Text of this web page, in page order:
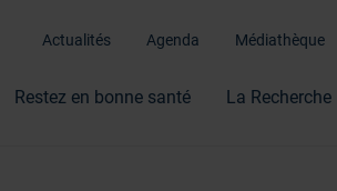
Actualités Agenda Médiathèque
Restez en bonne santé La Recherche